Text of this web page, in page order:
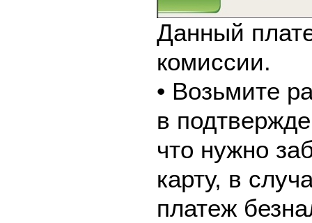
Данный
комиссии.
• Возьмите
в
что нужно
карту, в
платеж